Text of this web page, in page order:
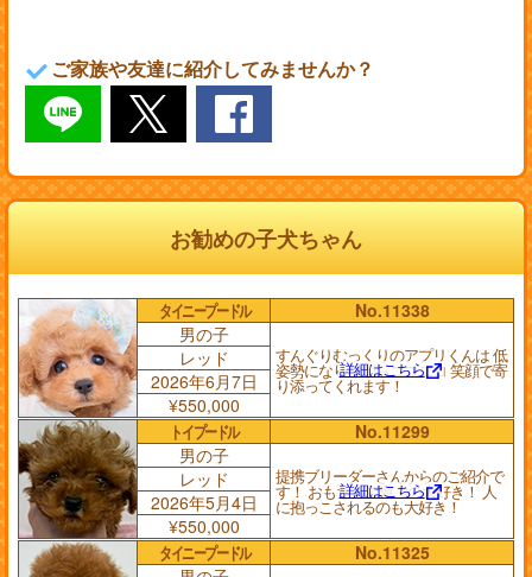
ご家族や友達に紹介してみませんか？
お勧めの子犬ちゃん
タイニープードル
No.11338
男の子
すんぐりむっくりのアプリくんは 低
姿勢になりながらニコニコ 笑顔で寄
り添ってくれます！
詳細はこちら
レッド
2026年6月7日
¥550,000
トイプードル
No.11299
男の子
提携ブリーダーさんからのご紹介で
す！ おもちゃで遊ぶの大好き！ 人
に抱っこされるのも大好き！
詳細はこちら
レッド
2026年5月4日
¥550,000
タイニープードル
No.11325